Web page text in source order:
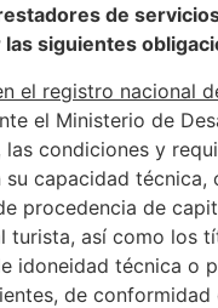
de
siguientes
el registro nacional
el Ministerio de
las condiciones y
su capacidad técnica,
procedencia de
turista, así como los
idoneidad técnica o
de conformidad